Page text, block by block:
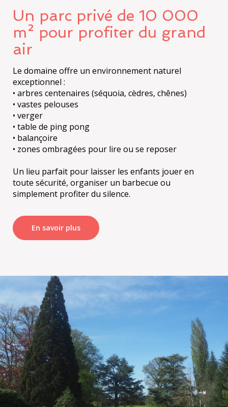
Un parc privé de 10 000
m² pour profiter du grand
air
Le domaine offre un environnement naturel
exceptionnel :
• arbres centenaires (séquoia, cèdres, chênes)
• vastes pelouses
• verger
• table de ping pong
• balançoire
• zones ombragées pour lire ou se reposer
Un lieu parfait pour laisser les enfants jouer en
toute sécurité, organiser un barbecue ou
En savoir plus